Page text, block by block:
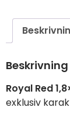
Beskrivning
Royal Red
exklusiv